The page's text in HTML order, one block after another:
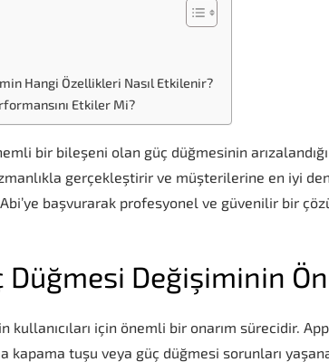
Hangi Özellikleri Nasıl Etkilenir?
Etkiler Mi?
bir bileşeni olan güç düğmesinin
gerçekleştirir ve müşterilerine en iyi
başvurarak profesyonel ve güvenilir bir
Düğmesi Değişiminin
kullanıcıları için önemli bir onarım sürecidir.
kapama tuşu veya güç düğmesi sorunları